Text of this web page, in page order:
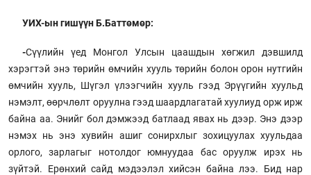
УИХ-ын гишүүн Б.Баттөмөр:
-Сүүлийн үед Монгол Улсын цаашдын хөгжил дэвшилд
хэрэгтэй энэ төрийн өмчийн хууль төрийн болон орон нутгийн
өмчийн хууль, Шүгэл үлээгчийн хууль гээд Эрүүгийн хуульд
нэмэлт, өөрчлөлт оруулна гээд шаардлагатай хуулиуд орж ирж
байна аа. Энийг бол дэмжээд батлаад явах нь дээр. Энэ дээр
нэмэх нь энэ хувийн ашиг сонирхлыг зохицуулах хуульдаа
орлого, зарлагыг нотолдог юмнуудаа бас оруулж ирэх нь
зүйтэй. Ерөнхий сайд мэдээлэл хийсэн байна лээ. Бид нар